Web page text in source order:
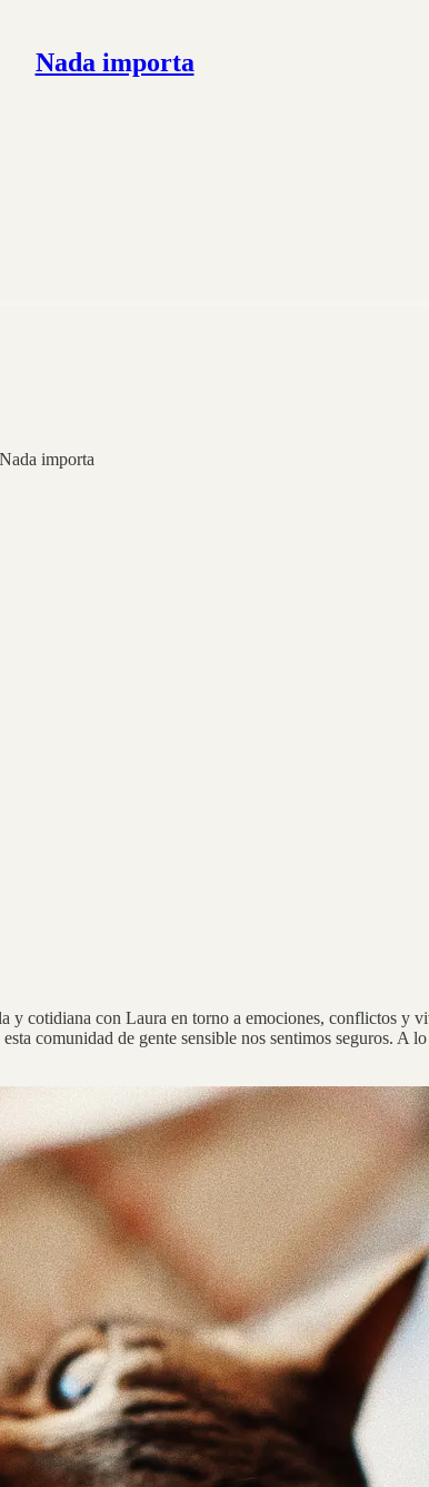
Nada importa
importa
cotidiana con Laura en torno a emociones, conflictos y
comunidad de gente sensible nos sentimos seguros.